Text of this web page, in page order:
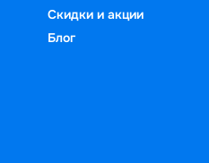
Скидки и акции
Блог